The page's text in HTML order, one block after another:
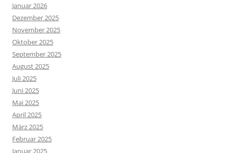
Januar 2026
Dezember 2025
November 2025
Oktober 2025
September 2025
August 2025
Juli 2025
Juni 2025
Mai 2025
April 2025
März 2025
Februar 2025
Januar 2025